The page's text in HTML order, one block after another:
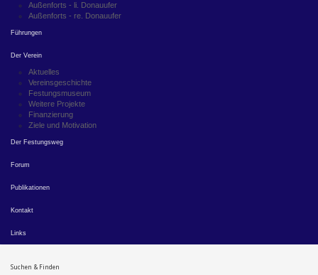
Außenforts - li. Donauufer
Außenforts - re. Donauufer
Führungen
Der Verein
Aktuelles
Vereinsgeschichte
Festungsmuseum
Weitere Projekte
Finanzierung
Ziele und Motivation
Der Festungsweg
Forum
Publikationen
Kontakt
Links
Suchen & Finden